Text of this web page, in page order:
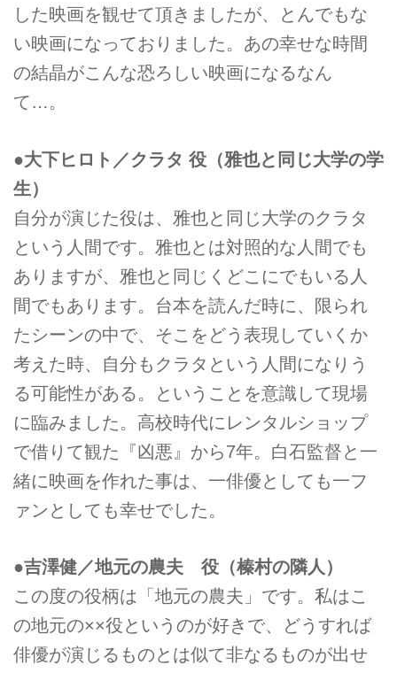
した映画を観せて頂きましたが、とんでもな
い映画になっておりました。あの幸せな時間
の結晶がこんな恐ろしい映画になるなん
て…。
●大下ヒロト／クラタ 役（雅也と同じ大学の学
生）
自分が演じた役は、雅也と同じ大学のクラタ
という人間です。雅也とは対照的な人間でも
ありますが、雅也と同じくどこにでもいる人
間でもあります。台本を読んだ時に、限られ
たシーンの中で、そこをどう表現していくか
考えた時、自分もクラタという人間になりう
る可能性がある。ということを意識して現場
に臨みました。高校時代にレンタルショップ
で借りて観た『凶悪』から7年。白石監督と一
緒に映画を作れた事は、一俳優としても一フ
ァンとしても幸せでした。
●吉澤健／地元の農夫 役（榛村の隣人）
この度の役柄は「地元の農夫」です。私はこ
の地元の××役というのが好きで、どうすれば
俳優が演じるものとは似て非なるものが出せ